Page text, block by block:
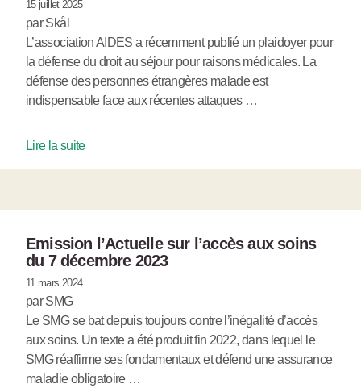
15 juillet 2025
par Skål
L’association AIDES a récemment publié un plaidoyer pour
la défense du droit au séjour pour raisons médicales. La
défense des personnes étrangères malade est
indispensable face aux récentes attaques …
Lire la suite
Emission l’Actuelle sur l’accès aux soins
du 7 décembre 2023
11 mars 2024
par SMG
Le SMG se bat depuis toujours contre l’inégalité d’accès
aux soins. Un texte a été produit fin 2022, dans lequel le
SMG réaffirme ses fondamentaux et défend une assurance
maladie obligatoire …